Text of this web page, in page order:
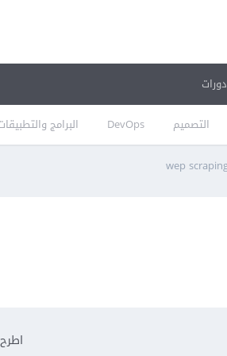
التصميم DevOps البرامج
دورات